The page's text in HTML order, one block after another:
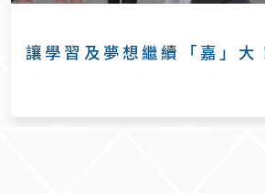
讓學習及夢想繼續「嘉」大